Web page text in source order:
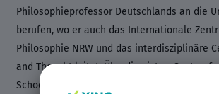
Philosophieprofessor Deutschlands an die
berufen, wo er auch das Internationale
Philosophie NRW und das interdisziplinäre
and Thought leitet. Überdies ist er
School for Social Research und seit 2022